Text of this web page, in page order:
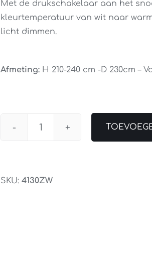
Met de drukschakelaar aan het
kleurtemperatuur van wit naar warm
licht dimmen.
Afmeting: H 210-240 cm -D 230cm –
Booglamp
aantal
SKU: 4130ZW